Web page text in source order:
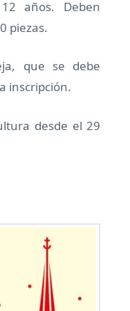
años. Deben
piezas.
que se debe
inscripción.
desde el 29